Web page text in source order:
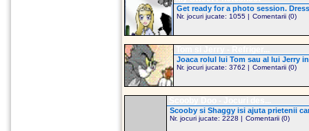
Get ready for a photo session.
Nr. jocuri jucate: 1055 | Comentarii (0)
Joaca rolul lui Tom sau al lui Jerry
Nr. jocuri jucate: 3762 | Comentarii (0)
Scooby si Shaggy isi ajuta prietenii
Nr. jocuri jucate: 2228 | Comentarii (0)